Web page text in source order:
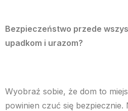
Bezpieczeństwo przede
upadkom i urazom?
Wyobraź sobie, że dom to
powinien czuć się bezpiecznie.